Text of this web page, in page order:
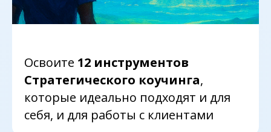
Освоите 12 инструментов
Стратегического коучинга,
которые идеально подходят и для
себя, и для работы с клиентами